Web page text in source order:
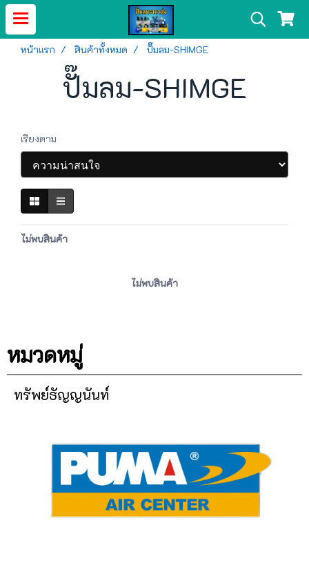
หน้าแรก สินค้าทั้งหมด ปั๊มลม-SHIMGE
ปั๊มลม-SHIMGE
เรียงตาม
ไม่พบสินค้า
ไม่พบสินค้า
หมวดหมู่
ทรัพย์ธัญญนันท์